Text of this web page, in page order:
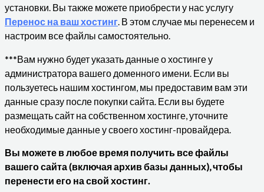
установки. Вы также можете приобрести у нас услугу
Перенос на ваш хостинг. В этом случае мы перенесем и
настроим все файлы самостоятельно.
***Вам нужно будет указать данные о хостинге у
администратора вашего доменного имени. Если вы
пользуетесь нашим хостингом, мы предоставим вам эти
данные сразу после покупки сайта. Если вы будете
размещать сайт на собственном хостинге, уточните
необходимые данные у своего хостинг-провайдера.
Вы можете в любое время получить все файлы
вашего сайта (включая архив базы данных), чтобы
перенести его на свой хостинг.